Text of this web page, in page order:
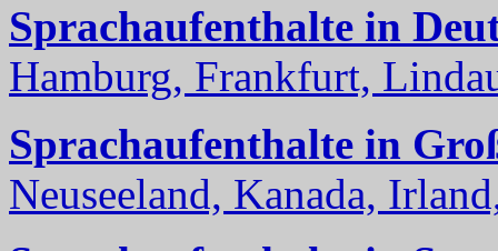
Sprachaufenthalte in
Hamburg, Frankfurt,
Sprachaufenthalte in
Neuseeland, Kanada,